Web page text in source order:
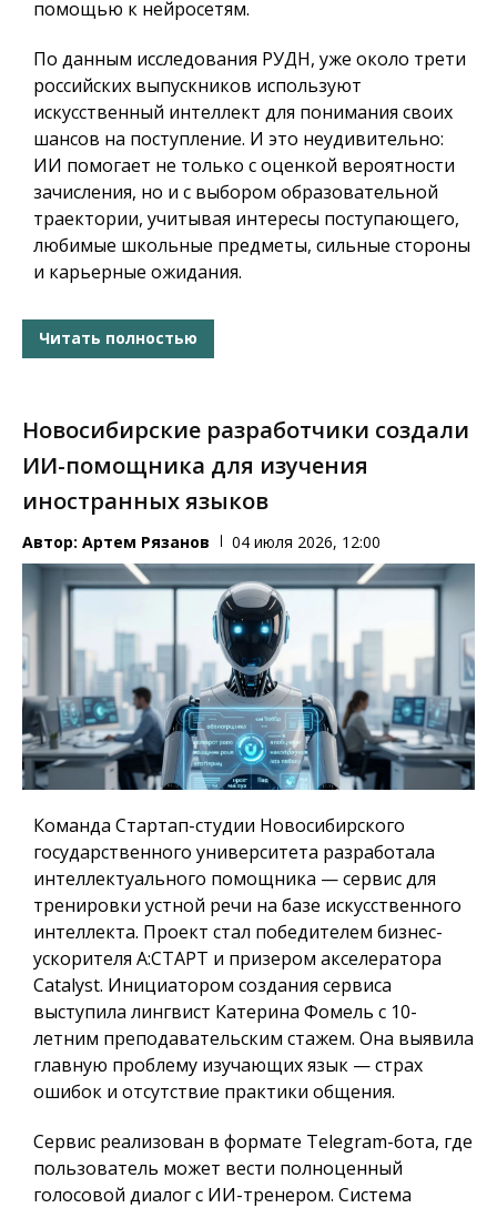
помощью к нейросетям.
По данным исследования РУДН, уже около трети
российских выпускников используют
искусственный интеллект для понимания своих
шансов на поступление. И это неудивительно:
ИИ помогает не только с оценкой вероятности
зачисления, но и с выбором образовательной
траектории, учитывая интересы поступающего,
любимые школьные предметы, сильные стороны
и карьерные ожидания.
Читать полностью
Новосибирские разработчики создали
ИИ-помощника для изучения
иностранных языков
Автор: Артем Рязанов 04 июля 2026, 12:00
Команда Стартап-студии Новосибирского
государственного университета разработала
интеллектуального помощника — сервис для
тренировки устной речи на базе искусственного
интеллекта. Проект стал победителем бизнес-
ускорителя А:СТАРТ и призером акселератора
Catalyst. Инициатором создания сервиса
выступила лингвист Катерина Фомель с 10-
летним преподавательским стажем. Она выявила
главную проблему изучающих язык — страх
ошибок и отсутствие практики общения.
Сервис реализован в формате Telegram-бота, где
пользователь может вести полноценный
голосовой диалог с ИИ-тренером. Система